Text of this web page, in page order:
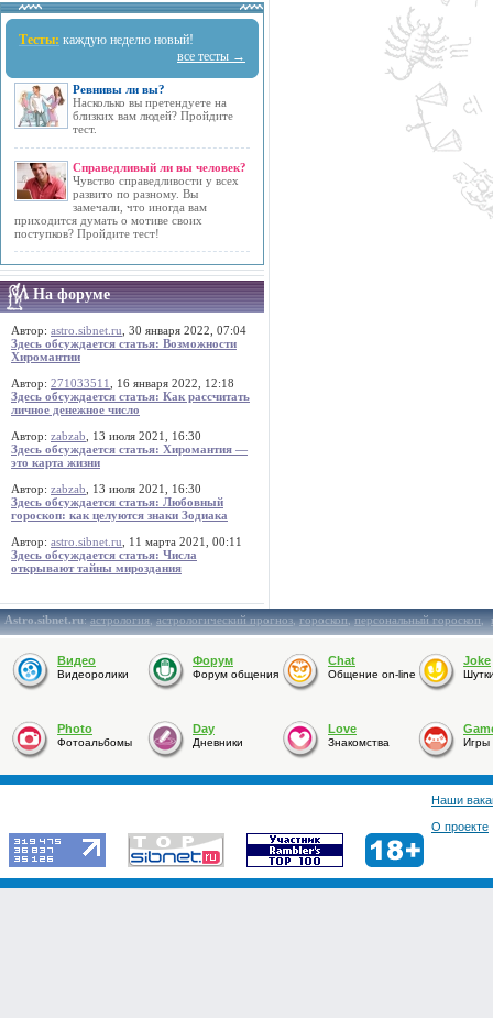
Тесты: каждую неделю новый!
все тесты →
Ревнивы ли вы?
Насколько вы претендуете на
близких вам людей? Пройдите
тест.
Справедливый ли вы человек?
Чувство справедливости у всех
развито по разному. Вы
замечали, что иногда вам
приходится думать о мотиве своих
поступков? Пройдите тест!
На форуме
Автор: astro.sibnet.ru , 30 января 2022, 07:04
Здесь обсуждается статья: Возможности
Хиромантии
Автор: 271033511
, 16 января 2022, 12:18
Здесь обсуждается статья: Как рассчитать
личное денежное число
Автор: zabzab , 13 июля 2021, 16:30
Здесь обсуждается статья: Хиромантия —
это карта жизни
Автор: zabzab , 13 июля 2021, 16:30
Здесь обсуждается статья: Любовный
гороскоп: как целуются знаки Зодиака
Автор: astro.sibnet.ru , 11 марта 2021, 00:11
Здесь обсуждается статья: Числа
открывают тайны мироздания
Astro.sibnet.ru:астрология,астрологический прогноз,гороскоп,персональный гороскоп,
Видео
Видеоролики
Форум
Форум общения
Chat
Общение on-line
Joke
Photo
Фотоальбомы
Day
Дневники
Love
Знакомства Игры
Наши
О проекте